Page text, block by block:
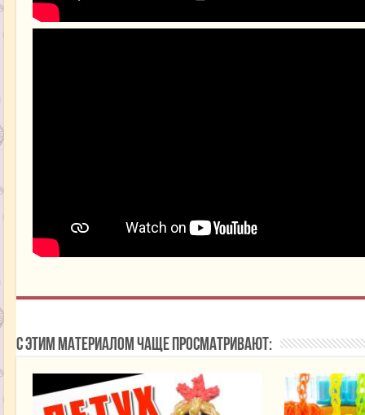
С этим материалом чаще просматривают: